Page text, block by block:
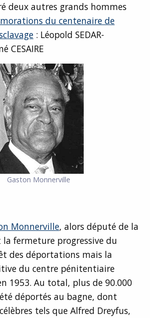
deux autres grands hommes
du centenaire de
: Léopold SEDAR-
CESAIRE
Gaston Monnerville
Monnerville, alors député de la
fermeture progressive du
des déportations mais la
du centre pénitentiaire
1953. Au total, plus de 90.000
déportés au bagne, dont
tels que Alfred Dreyfus,